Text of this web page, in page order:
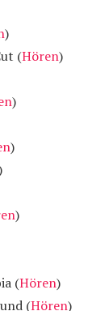
)
(Hören)
)
)
)
(Hören)
(Hören)